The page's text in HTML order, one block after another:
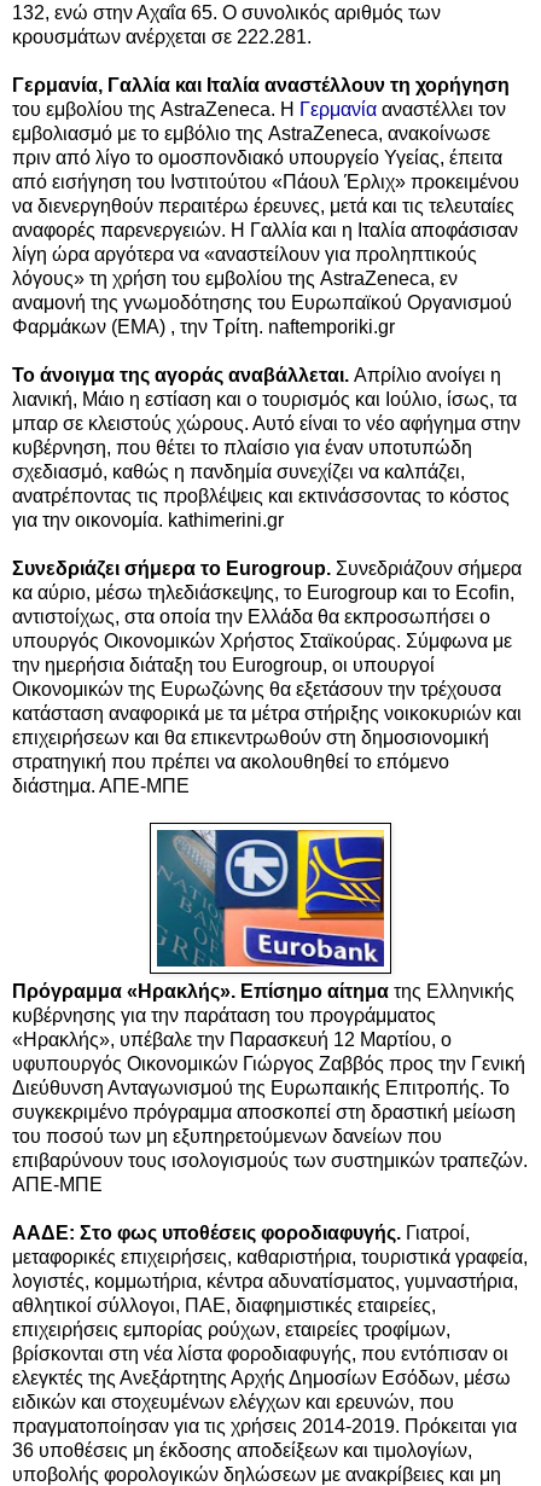
132, ενώ στην Αχαΐα 65. Ο συνολικός αριθμός των
κρουσμάτων ανέρχεται σε 222.281.
Γερμανία, Γαλλία και Ιταλία αναστέλλουν τη χορήγηση
του εμβολίου της AstraZeneca. Η Γερμανία αναστέλλει τον
εμβολιασμό με το εμβόλιο της AstraZeneca, ανακοίνωσε
πριν από λίγο το ομοσπονδιακό υπουργείο Υγείας, έπειτα
από εισήγηση του Ινστιτούτου «Πάουλ Έρλιχ» προκειμένου
να διενεργηθούν περαιτέρω έρευνες, μετά και τις τελευταίες
αναφορές παρενεργειών. Η Γαλλία και η Ιταλία αποφάσισαν
λίγη ώρα αργότερα να «αναστείλουν για προληπτικούς
λόγους» τη χρήση του εμβολίου της AstraZeneca, εν
αναμονή της γνωμοδότησης του Ευρωπαϊκού Οργανισμού
Φαρμάκων (EMA) , την Τρίτη. naftemporiki.gr
To άνοιγμα της αγοράς αναβάλλεται. Aπρίλιο ανοίγει η
λιανική, Μάιο η εστίαση και ο τουρισμός και Ιούλιο, ίσως, τα
μπαρ σε κλειστούς χώρους. Αυτό είναι το νέο αφήγημα στην
κυβέρνηση, που θέτει το πλαίσιο για έναν υποτυπώδη
σχεδιασμό, καθώς η πανδημία συνεχίζει να καλπάζει,
ανατρέποντας τις προβλέψεις και εκτινάσσοντας το κόστος
για την οικονομία. kathimerini.gr
Συνεδριάζει σήμερα το Eurogroup. Συνεδριάζουν σήμερα
κα αύριο, μέσω τηλεδιάσκεψης, το Eurogroup και το Ecofin,
αντιστοίχως, στα οποία την Ελλάδα θα εκπροσωπήσει ο
υπουργός Οικονομικών Χρήστος Σταϊκούρας. Σύμφωνα με
την ημερήσια διάταξη του Eurogroup, οι υπουργοί
Οικονομικών της Ευρωζώνης θα εξετάσουν την τρέχουσα
κατάσταση αναφορικά με τα μέτρα στήριξης νοικοκυριών και
επιχειρήσεων και θα επικεντρωθούν στη δημοσιονομική
στρατηγική που πρέπει να ακολουθηθεί το επόμενο
διάστημα. ΑΠΕ-ΜΠΕ
Πρόγραμμα «Ηρακλής». Επίσημο αίτημα της Ελληνικής
κυβέρνησης για την παράταση του προγράμματος
«Ηρακλής», υπέβαλε την Παρασκευή 12 Μαρτίου, ο
υφυπουργός Οικονομικών Γιώργος Ζαββός προς την Γενική
Διεύθυνση Ανταγωνισμού της Ευρωπαικής Επιτροπής. Το
συγκεκριμένο πρόγραμμα αποσκοπεί στη δραστική μείωση
του ποσού των μη εξυπηρετούμενων δανείων που
επιβαρύνουν τους ισολογισμούς των συστημικών τραπεζών.
ΑΠΕ-ΜΠΕ
ΑΑΔΕ: Στο φως υποθέσεις φοροδιαφυγής. Γιατροί,
μεταφορικές επιχειρήσεις, καθαριστήρια, τουριστικά γραφεία,
λογιστές, κομμωτήρια, κέντρα αδυνατίσματος, γυμναστήρια,
αθλητικοί σύλλογοι, ΠΑΕ, διαφημιστικές εταιρείες,
επιχειρήσεις εμπορίας ρούχων, εταιρείες τροφίμων,
βρίσκονται στη νέα λίστα φοροδιαφυγής, που εντόπισαν οι
ελεγκτές της Ανεξάρτητης Αρχής Δημοσίων Εσόδων, μέσω
ειδικών και στοχευμένων ελέγχων και ερευνών, που
πραγματοποίησαν για τις χρήσεις 2014-2019. Πρόκειται για
36 υποθέσεις μη έκδοσης αποδείξεων και τιμολογίων,
υποβολής φορολογικών δηλώσεων με ανακρίβειες και μη